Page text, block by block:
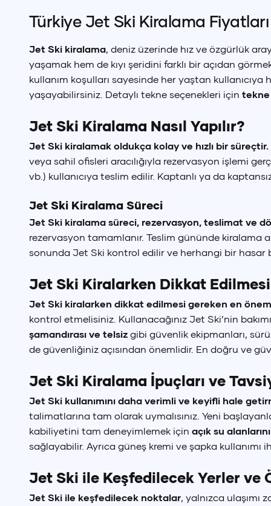
Türkiye Jet Ski Kiralama Fiyatları
Jet Ski kiralama, deniz üzerinde hız ve özgürlük
yaşamak hem de kıyı şeridini farklı bir açıdan
kullanım koşulları sayesinde her yaştan
yaşayabilirsiniz. Detaylı tekne seçenekleri için
Jet Ski Kiralama Nasıl Yapılır?
Jet Ski kiralamak oldukça kolay ve hızlı bir süreçtir.
veya sahil ofisleri aracılığıyla rezervasyon işlemi
vb.) kullanıcıya teslim edilir. Kaptanlı ya da
Jet Ski Kiralama Süreci
Jet Ski kiralama süreci, rezervasyon, teslimat ve
rezervasyon tamamlanır. Teslim gününde kiralama
sonunda Jet Ski kontrol edilir ve herhangi bir hasar
Jet Ski Kiralarken Dikkat
Jet Ski kiralarken dikkat edilmesi gereken en
kontrol etmelisiniz. Kullanacağınız Jet Ski’nin
şamandırası ve telsiz gibi güvenlik ekipmanları,
de güvenliğiniz açısından önemlidir. En doğru ve
Jet Ski Kiralama İpuçları ve
Jet Ski kullanımını daha verimli ve keyifli hale
talimatlarına tam olarak uymalısınız. Yeni
kabiliyetini tam deneyimlemek için açık su alanlarını
sağlayabilir. Ayrıca güneş kremi ve şapka kullanımı
Jet Ski ile Keşfedilecek Yerler ve
Jet Ski ile keşfedilecek noktalar, yalnızca ulaşımı